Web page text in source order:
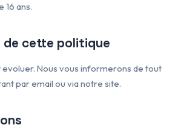
16 ans.
de cette politique
Nous vous informerons de tout
par email ou via notre site.